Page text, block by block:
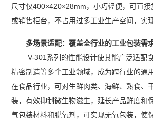
尺寸仅400×420×28mm，小巧轻便，可直
或销售柜台，不占用过多工业生产空间，实
多场景适配：覆盖全行业的工业包装需
V-301系列的性能设计使其能广泛适配
精密制造等多个工业领域，成为跨行业的通
在食品行业，可对生鲜肉类、海鲜、熟食、
装，有效抑制微生物滋生，延长产品鲜度和
气包装材料和脱氧剂，可实现无氧包装，使